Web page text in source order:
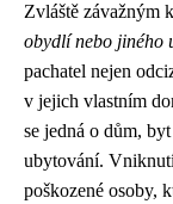
Zvláště závažným
obydlí nebo jiného
pachatel nejen
v jejich vlastním
se jedná o dům,
ubytování.
poškozené osoby,